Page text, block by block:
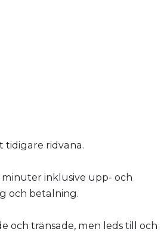
tidigare ridvana.
minuter inklusive upp- och
och betalning.
och tränsade, men leds till och